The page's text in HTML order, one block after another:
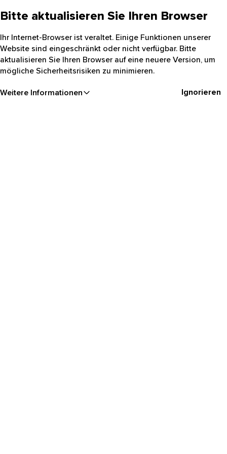
Bitte aktualisieren Sie Ihren Browser
Ihr Internet-Browser ist veraltet. Einige Funktionen unserer
Website sind eingeschränkt oder nicht verfügbar. Bitte
aktualisieren Sie Ihren Browser auf eine neuere Version, um
mögliche Sicherheitsrisiken zu minimieren.
Weitere Informationen Ignorieren